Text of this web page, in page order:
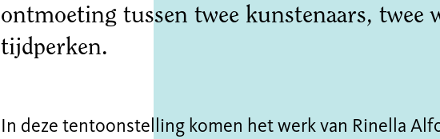
ontmoeting tussen twee kunstenaars, twee
tijdperken.
In deze tentoonstelling komen het werk van Rinella